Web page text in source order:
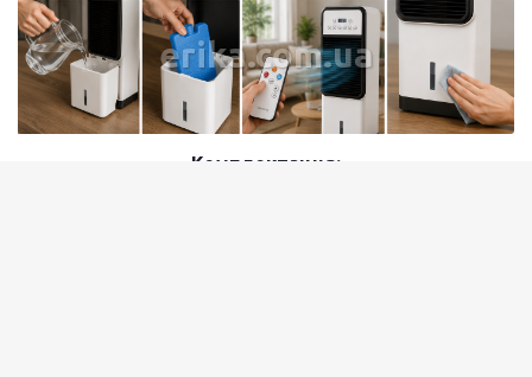
erika.com.ua
Комплектация: